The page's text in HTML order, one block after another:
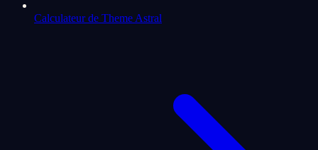
Calculateur de Theme Astral